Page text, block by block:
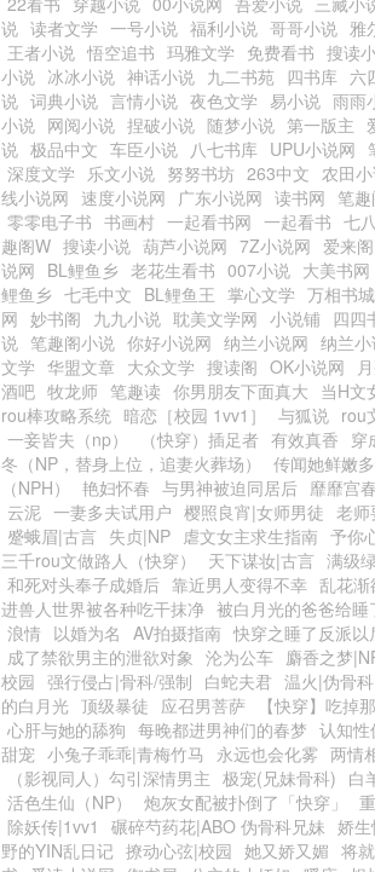
说 读者文学 一号小说 福利小说 哥哥小说 雅
王者小说 悟空追书 玛雅文学 免费看书 搜读
小说 冰冰小说 神话小说 九二书苑 四书库 六
说 词典小说 言情小说 夜色文学 易小说 雨雨
小说 网阅小说 捏破小说 随梦小说 第一版主
说 极品中文 车臣小说 八七书库 UPU小说网
深度文学 乐文小说 努努书坊 263中文 农田
线小说网 速度小说网 广东小说网 读书网 笔
零零电子书 书画村 一起看书网 一起看书 七
趣阁W 搜读小说 葫芦小说网 7Z小说网 爱来阁
说网 BL鲤鱼乡 老花生看书 007小说 大美书网
鲤鱼乡 七毛中文 BL鲤鱼王 掌心文学 万相书城
网 妙书阁 九九小说 耽美文学网 小说铺 四四
说 笔趣阁小说 你好小说网 纳兰小说网 纳兰
文学 华盟文章 大众文学 搜读阁 OK小说网
酒吧 牧龙师 笔趣读 你男朋友下面真大 当H文
rou棒攻略系统 暗恋［校园 1vv1］ 与狐说 rou
一妾皆夫（np）
（快穿）插足者 有效真香 穿
冬（NP，替身上位，追妻火葬场）
传闻她鲜嫩
（NPH）
艳妇怀春 与男神被迫同居后 靡靡宫
云泥 一妻多夫试用户 樱照良宵|女师男徒 老师
蹙蛾眉|古言 失贞|NP 虐文女主求生指南 予你
三千rou文做路人（快穿）
天下谋妆|古言 满级
和死对头奉子成婚后 靠近男人变得不幸 乱花渐
进兽人世界被各种吃干抹净 被白月光的爸爸给睡
浪情 以婚为名 AV拍摄指南 快穿之睡了反派以
成了禁欲男主的泄欲对象 沦为公车 麝香之梦
校园 强行侵占|骨科/强制 白蛇夫君 温火|伪骨科
的白月光 顶级暴徒 应召男菩萨 【快穿】吃掉
心肝与她的舔狗 每晚都进男神们的春梦 认知性
甜宠 小兔子乖乖|青梅竹马 永远也会化雾 两情
（影视同人）勾引深情男主 极宠(兄妹骨科) 白
活色生仙（NP）
炮灰女配被扑倒了「快穿」
除妖传|1vv1
碾碎芍药花|ABO 伪骨科兄妹 娇
野的YIN乱日记 撩动心弦|校园 她又娇又媚 将